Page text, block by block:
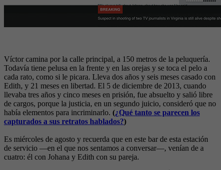
Víctor camina por la calle principal, a 150 metros de la peluquería.
Todavía tiene pelusa en la frente y en las orejas y se toca el pelo a
cada rato, como si le picara. Lleva dos años y seis meses casado con
Edith, y 21 meses en libertad. El 5 de diciembre de 2013, cuando
llevaba tres años y cinco meses en prisión, fue absuelto y salió libre
de cargos, porque la justicia, en un segundo juicio, consideró que no
había elementos para incriminarlo. (¿Qué tanto se parecen los
capturados a sus retratos hablados?)
Es miércoles de agosto y recuerda que en este bar de esta estación
de servicio —en el que nos sentamos a conversar—, venían de a
cuatro: él con Johana y Edith con su pareja.